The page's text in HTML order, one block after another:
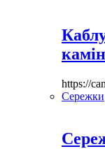
https://
Сережки